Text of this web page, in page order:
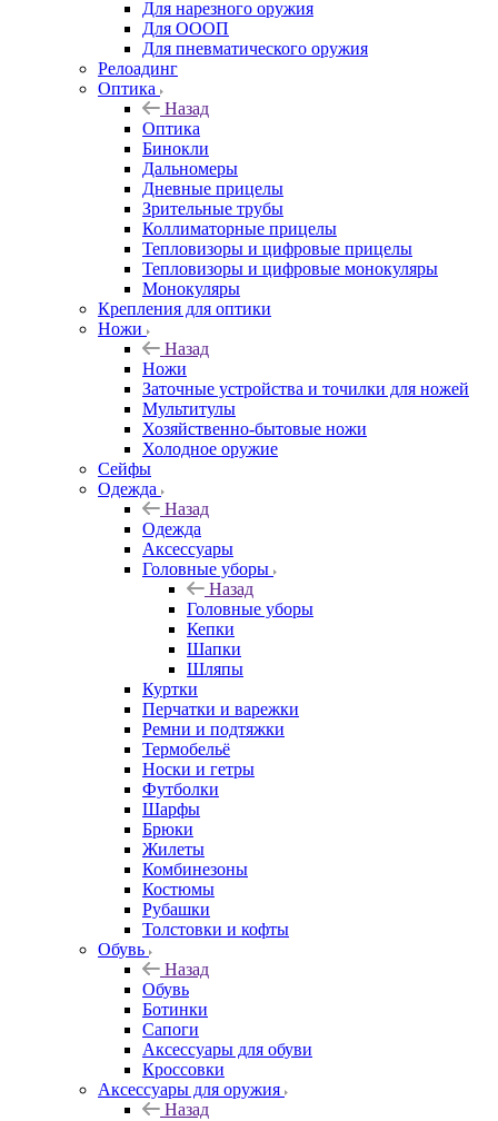
Для нарезного оружия
Для ОООП
Для пневматического оружия
Релоадинг
Оптика
Назад
Оптика
Бинокли
Дальномеры
Дневные прицелы
Зрительные трубы
Коллиматорные прицелы
Тепловизоры и цифровые прицелы
Тепловизоры и цифровые монокуляры
Монокуляры
Крепления для оптики
Ножи
Назад
Ножи
Заточные устройства и точилки для ножей
Мультитулы
Хозяйственно-бытовые ножи
Холодное оружие
Сейфы
Одежда
Назад
Одежда
Аксессуары
Головные уборы
Назад
Головные уборы
Кепки
Шапки
Шляпы
Куртки
Перчатки и варежки
Ремни и подтяжки
Термобельё
Носки и гетры
Футболки
Шарфы
Брюки
Жилеты
Комбинезоны
Костюмы
Рубашки
Толстовки и кофты
Обувь
Назад
Обувь
Ботинки
Сапоги
Аксессуары для обуви
Кроссовки
Аксессуары для оружия
Назад